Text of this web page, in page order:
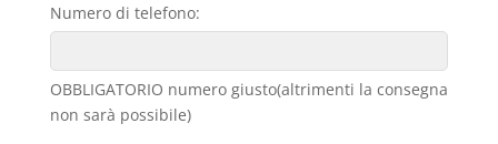
Numero di telefono:
OBBLIGATORIO numero giusto(altrimenti la consegna
non sarà possibile)